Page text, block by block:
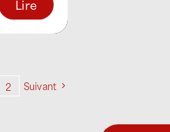
Lire
2 Suivant